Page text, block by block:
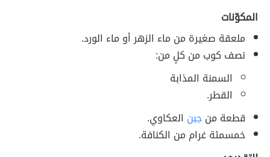
المكوّنات
ملعقة صغيرة من ماء الزهر أو ماء الورد.
نصف كوب من كلٍ من:
السمنة المذابة
القطر.
قطعة منجبن العكاوي.
خمسمئة غرام من الكنافة.